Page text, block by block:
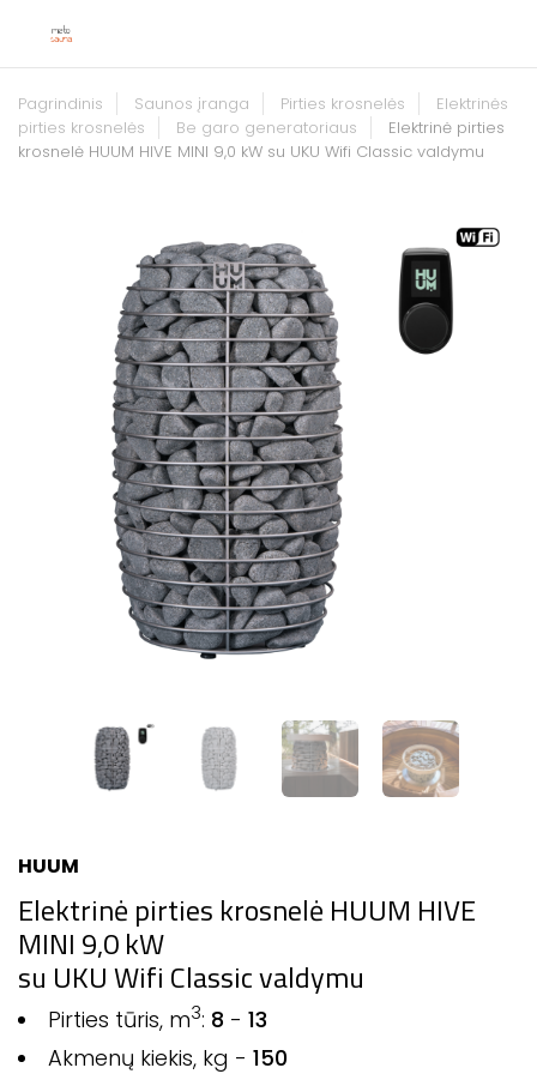
Pagrindinis Saunos įranga Pirties krosnelės
Elektrinės
pirties krosnelės
Be garo generatoriaus
Elektrinė pirties
krosnelė HUUM HIVE MINI 9,0 kW su UKU Wifi Classic valdymu
HUUM
Elektrinė pirties krosnelė HUUM HIVE
MINI 9,0 kW
su UKU Wifi Classic valdymu
Pirties tūris, m3: 8 - 13
Akmenų kiekis, kg - 150